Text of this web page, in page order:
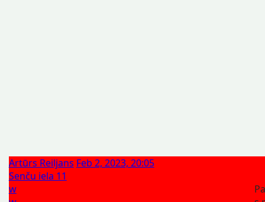
Artūrs Reiljans Feb 2, 2023, 20:05
Senču iela 11
w